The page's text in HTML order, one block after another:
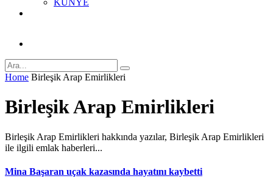
Home Birleşik Arap Emirlikleri
Birleşik Arap Emirlikleri
Birleşik Arap Emirlikleri hakkında yazılar, Birleşik Arap Emirlikleri
ile ilgili emlak haberleri...
Mina Başaran uçak kazasında hayatını kaybetti